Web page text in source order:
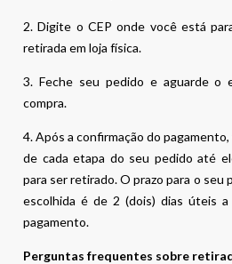
2. Digite o CEP onde você está
retirada em loja física.
3. Feche seu pedido e aguarde o
compra.
4. Após a confirmação do
de cada etapa do seu pedido até
para ser retirado. O prazo para o seu
escolhida é de 2 (dois) dias úteis
pagamento.
Perguntas frequentes sobre